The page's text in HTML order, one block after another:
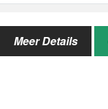
Meer Details